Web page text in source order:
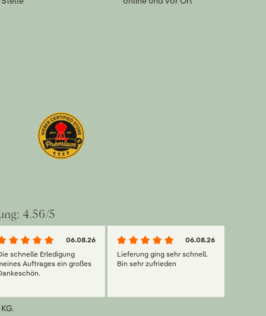
4.56/5
06.08.26
schnelle Erledigung
Auftrages ein großes
06.08.26
Lieferung ging sehr schnell.
Bin sehr zufrieden